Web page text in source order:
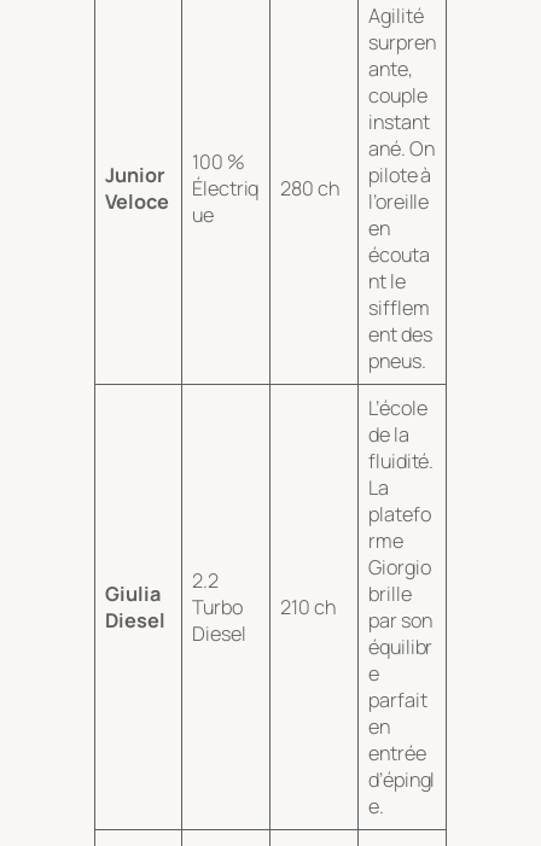
Junior
Veloce
100 %
Électriq
ue
280 ch
Agilité
surpren
ante,
couple
instant
ané. On
pilote à
l’oreille
en
écouta
nt le
sifflem
ent des
pneus.
Giulia
Diesel
2.2
Turbo
Diesel
210 ch
L’école
de la
fluidité.
La
platefo
rme
Giorgio
brille
par son
équilibr
e
parfait
en
entrée
d’épingl
e.